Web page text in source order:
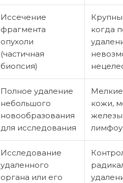
Иссечение
фрагмента
опухоли
(частичная
биопсия)
когда
Полное удаление
небольшого
новообразования
для исследования
кожи,
Исследование
удаленного
органа или его